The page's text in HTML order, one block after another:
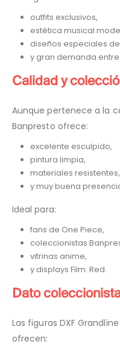
outfits exclusivos,
estética musical
diseños especiales
y gran demanda
Calidad y
Aunque pertenece a la
Banpresto ofrece:
excelente esculpido,
pintura limpia,
materiales resistentes,
y muy buena
Ideal para:
fans de One Piece,
coleccionistas
vitrinas anime,
y displays Film: Red.
Dato
Las figuras DXF
ofrecen: